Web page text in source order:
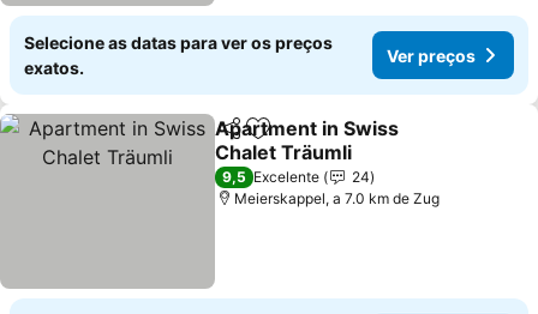
Selecione as datas para ver os preços
exatos.
Ver preços
PartilharAdicionar aos favoritos
Apartment in Swiss
Chalet Träumli
Ver preços
9,5 Excelente
24
Meierskappel, a 7.0 km de Zug